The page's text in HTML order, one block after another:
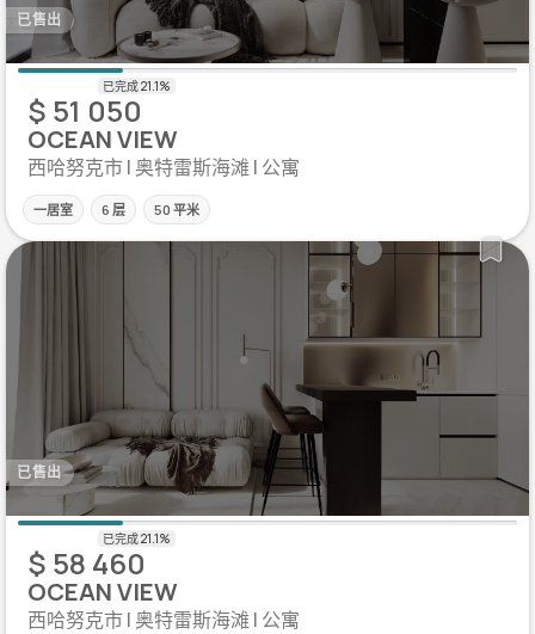
已售出
$ 51 050
OCEAN VIEW
西哈努克市 | 奥特雷斯海滩 | 公寓
一居室 6 层 50 平米
已售出
$ 58 460
OCEAN VIEW
西哈努克市 | 奥特雷斯海滩 | 公寓